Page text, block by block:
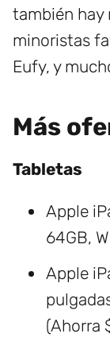
también hay
minoristas
Eufy, y
Más
Tabletas
Apple
64GB,
Apple
(Ahorra